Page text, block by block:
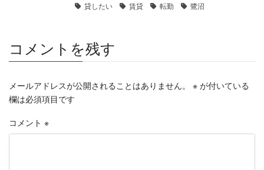
貸したい
賃貸 転勤 鷺沼
コメントを残す
メールアドレスが公開されることはありません。 ※ が付いている
欄は必須項目です
コメント ※